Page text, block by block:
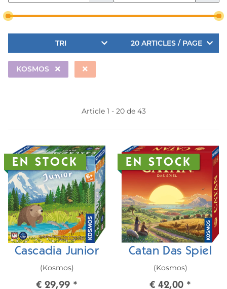
TRI 20 ARTICLES / PAGE
KOSMOS
Article 1 - 20 de 43
EN STOCK
Cascadia Junior
(Kosmos)
€ 29,99 *
EN STOCK
Catan Das Spiel
(Kosmos)
€ 42,00 *